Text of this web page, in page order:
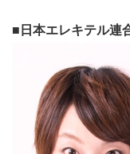
■日本エレキテル連